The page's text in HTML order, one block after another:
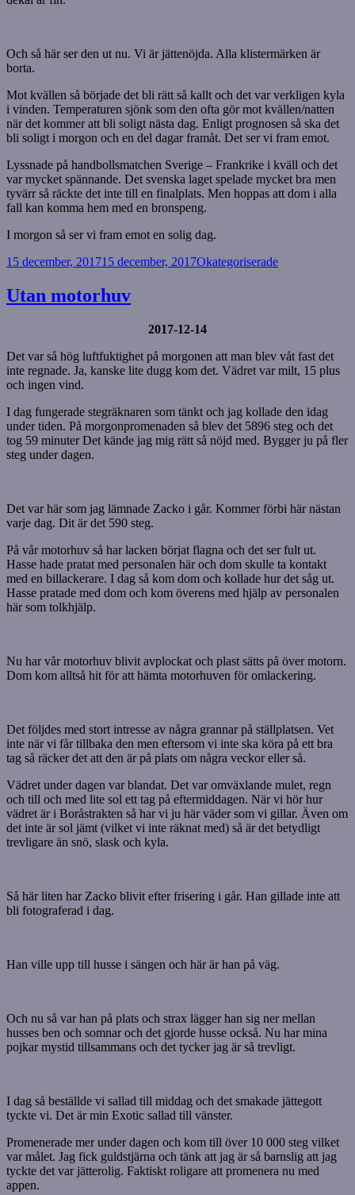
Och så här ser den ut nu. Vi är jättenöjda. Alla klistermärken är
borta.
Mot kvällen så började det bli rätt så kallt och det var verkligen kyla
i vinden. Temperaturen sjönk som den ofta gör mot kvällen/natten
när det kommer att bli soligt nästa dag. Enligt prognosen så ska det
bli soligt i morgon och en del dagar framåt. Det ser vi fram emot.
Lyssnade på handbollsmatchen Sverige – Frankrike i kväll och det
var mycket spännande. Det svenska laget spelade mycket bra men
tyvärr så räckte det inte till en finalplats. Men hoppas att dom i alla
fall kan komma hem med en bronspeng.
I morgon så ser vi fram emot en solig dag.
Postat
15 december, 201715 december, 2017Kategorier
Okategoriserade
Utan motorhuv
2017-12-14
Det var så hög luftfuktighet på morgonen att man blev våt fast det
inte regnade. Ja, kanske lite dugg kom det. Vädret var milt, 15 plus
och ingen vind.
I dag fungerade stegräknaren som tänkt och jag kollade den idag
under tiden. På morgonpromenaden så blev det 5896 steg och det
tog 59 minuter Det kände jag mig rätt så nöjd med. Bygger ju på fler
steg under dagen.
Det var här som jag lämnade Zacko i går. Kommer förbi här nästan
varje dag. Dit är det 590 steg.
På vår motorhuv så har lacken börjat flagna och det ser fult ut.
Hasse hade pratat med personalen här och dom skulle ta kontakt
med en billackerare. I dag så kom dom och kollade hur det såg ut.
Hasse pratade med dom och kom överens med hjälp av personalen
här som tolkhjälp.
Nu har vår motorhuv blivit avplockat och plast sätts på över motorn.
Dom kom alltså hit för att hämta motorhuven för omlackering.
Det följdes med stort intresse av några grannar på ställplatsen. Vet
inte när vi får tillbaka den men eftersom vi inte ska köra på ett bra
tag så räcker det att den är på plats om några veckor eller så.
Vädret under dagen var blandat. Det var omväxlande mulet, regn
och till och med lite sol ett tag på eftermiddagen. När vi hör hur
vädret är i Boråstrakten så har vi ju här väder som vi gillar. Även om
det inte är sol jämt (vilket vi inte räknat med) så är det betydligt
trevligare än snö, slask och kyla.
Så här liten har Zacko blivit efter frisering i går. Han gillade inte att
bli fotograferad i dag.
Han ville upp till husse i sängen och här är han på väg.
Och nu så var han på plats och strax lägger han sig ner mellan
husses ben och somnar och det gjorde husse också. Nu har mina
pojkar mystid tillsammans och det tycker jag är så trevligt.
I dag så beställde vi sallad till middag och det smakade jättegott
tyckte vi. Det är min Exotic sallad till vänster.
Promenerade mer under dagen och kom till över 10 000 steg vilket
var målet. Jag fick guldstjärna och tänk att jag är så barnslig att jag
tyckte det var jätterolig. Faktiskt roligare att promenera nu med
appen.